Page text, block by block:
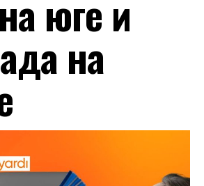
юге и
на